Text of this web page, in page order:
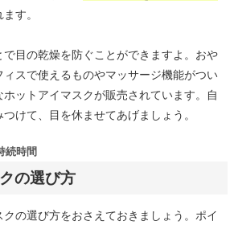
す。
で目の乾燥を防ぐことができますよ。おや
スで使えるものやマッサージ機能がつい
ットアイマスクが販売されています。自
けて、目を休ませてあげましょう。
の選び方
続時間
の選び方をおさえておきましょう。ポイ